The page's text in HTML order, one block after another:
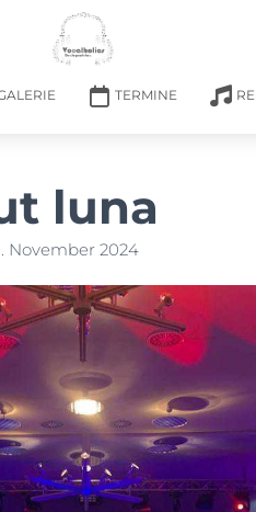
TERMINE
luna
November 2024